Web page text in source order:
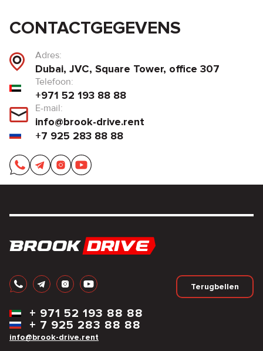
CONTACTGEGEVENS
Adres:
Dubai, JVC, Square Tower, office 307
Telefoon:
+971 52 193 88 88
E-mail:
info@brook-drive.rent
+7 925 283 88 88
Terugbellen
info@brook-drive.rent
+ 7 925 283 88 88
+ 971 52 193 88 88